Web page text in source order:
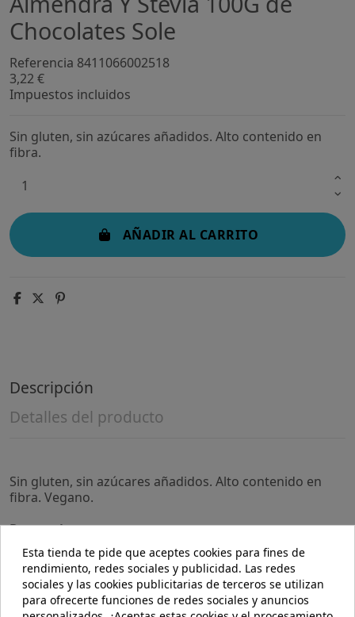
Chocolates Sole
Referencia 8411066002518
3,22 €
Impuestos incluidos
Sin gluten, sin azúcares añadidos. Alto contenido en
fibra.
AÑADIR AL CARRITO
Descripción
Detalles del producto
Sin gluten, sin azúcares añadidos. Alto contenido en
fibra. Vegano.
Precauciones:
Un consumo excesivo puede tener efectos laxantes.
Composición:
Cacao, almendras enteras (20%), edulcorante (eritritol),
manteca de cacao, inulina, emulgente (lecitina de
Esta tienda te pide que aceptes cookies para fines de
rendimiento, redes sociales y publicidad. Las redes
sociales y las cookies publicitarias de terceros se utilizan
para ofrecerte funciones de redes sociales y anuncios